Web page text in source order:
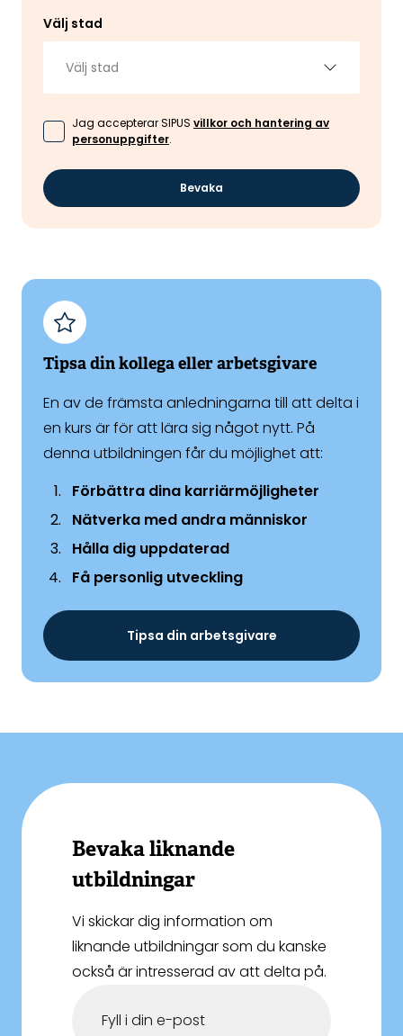
Välj stad
Välj stad
Jag accepterar SIPUS villkor och hantering av
personuppgifter.
Bevaka
Tipsa din kollega eller arbetsgivare
En av de främsta anledningarna till att delta i
en kurs är för att lära sig något nytt. På
denna utbildningen får du möjlighet att:
Förbättra dina karriärmöjligheter
Nätverka med andra människor
Hålla dig uppdaterad
Få personlig utveckling
Tipsa din arbetsgivare
Bevaka liknande
utbildningar
Vi skickar dig information om
liknande utbildningar som du kanske
också är intresserad av att delta på.